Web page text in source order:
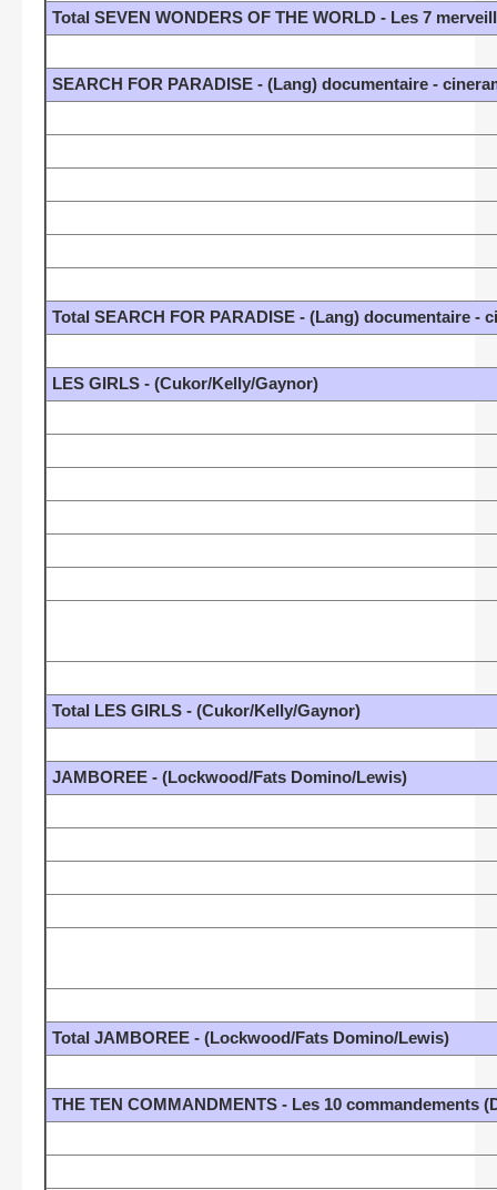
Total SEVEN WONDERS OF THE WORLD - Les 7
SEARCH FOR PARADISE - (Lang) documentaire -
Total SEARCH FOR PARADISE - (Lang) documentaire -
LES GIRLS - (Cukor/Kelly/Gaynor)
Total LES GIRLS - (Cukor/Kelly/Gaynor)
JAMBOREE - (Lockwood/Fats Domino/Lewis)
Total JAMBOREE - (Lockwood/Fats Domino/Lewis)
THE TEN COMMANDMENTS - Les 10 commandements